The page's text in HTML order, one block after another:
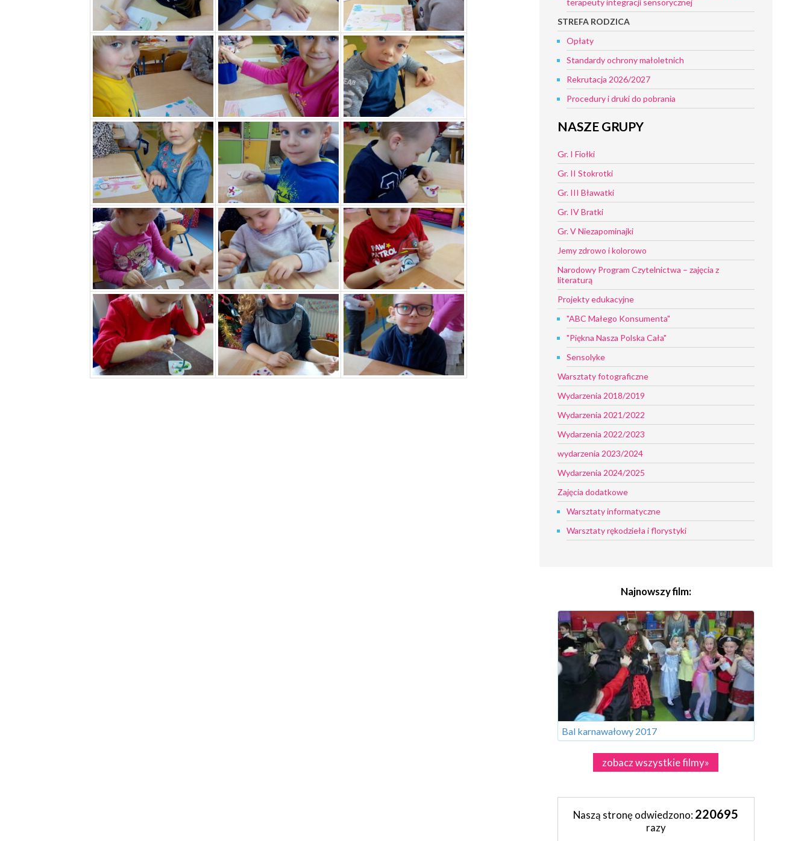
STREFA RODZICA
Opłaty
Standardy ochrony małoletnich
Rekrutacja 2026/2027
Procedury i druki do pobrania
NASZE GRUPY
Gr. I Fiołki
Gr. II Stokrotki
Gr. III Bławatki
Gr. IV Bratki
Gr. V Niezapominajki
Jemy zdrowo i kolorowo
Narodowy Program Czytelnictwa – zajęcia z
literaturą
Projekty edukacyjne
"ABC Małego Konsumenta"
"Piękna Nasza Polska Cała"
Sensolyke
Warsztaty fotograficzne
Wydarzenia 2018/2019
Wydarzenia 2021/2022
Wydarzenia 2022/2023
wydarzenia 2023/2024
Wydarzenia 2024/2025
Zajęcia dodatkowe
Warsztaty informatyczne
Warsztaty rękodzieła i florystyki
Najnowszy film:
Bal karnawałowy 2017
zobacz wszystkie filmy»
Naszą stronę odwiedzono: 220695
razy